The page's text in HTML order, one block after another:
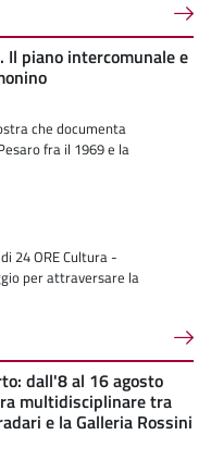
Il piano intercomunale e
che documenta
fra il 1969 e la
24 ORE Cultura -
per attraversare la
dall'8 al 16 agosto
multidisciplinare tra
e la Galleria Rossini